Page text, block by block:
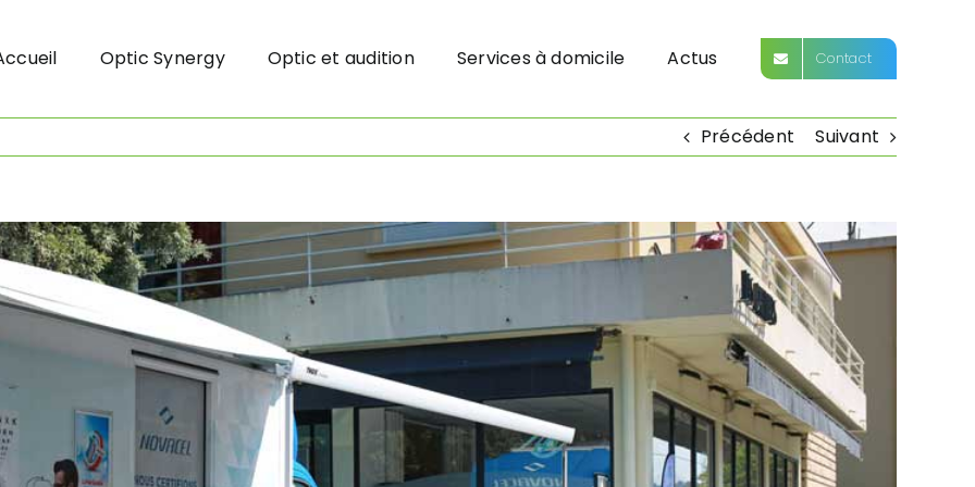
Optic Synergy Optic et audition Services à domicile Actus Contact
Précédent Suivant